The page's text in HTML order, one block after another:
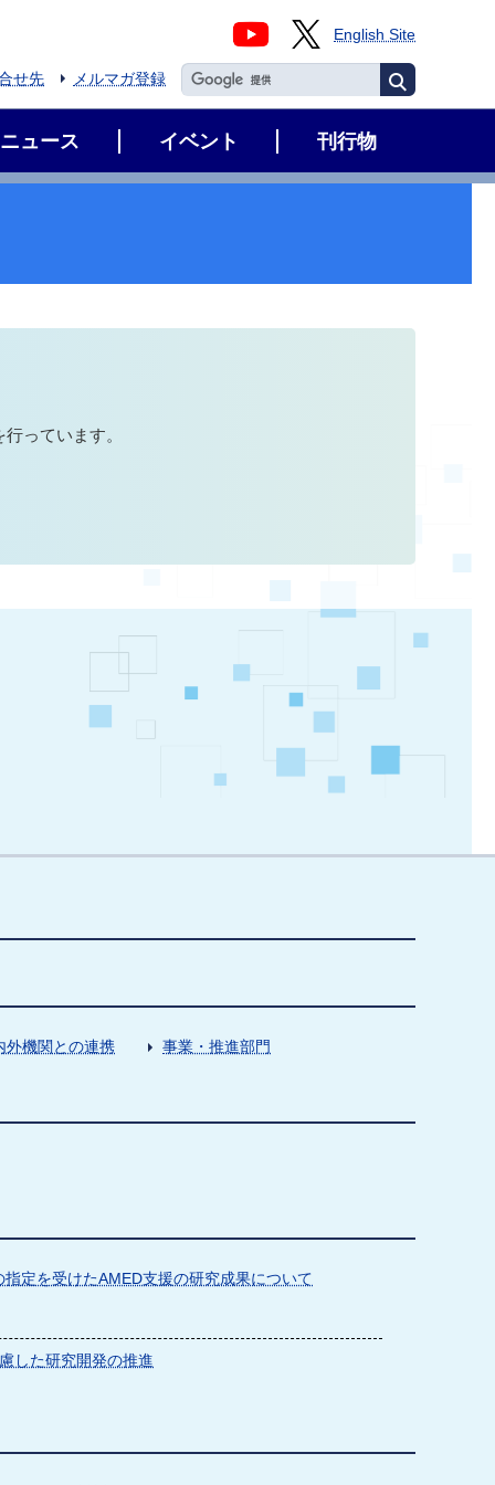
English Site
せ先 メルマガ登録
ニュース イベント 刊行物
っています。
外機関との連携 事業・推進部門
定を受けたAMED支援の研究成果について
した研究開発の推進